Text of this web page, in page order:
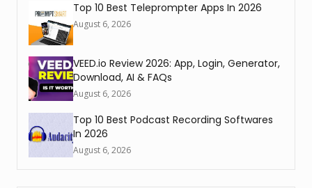
Top 10 Best Teleprompter Apps In 2026
August 6, 2026
VEED.io Review 2026: App, Login, Generator,
Download, AI & FAQs
August 6, 2026
Top 10 Best Podcast Recording Softwares
In 2026
August 6, 2026